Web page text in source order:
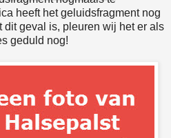
heeft het geluidsfragment nog
dit geval is, pleuren wij het er als
geduld nog!